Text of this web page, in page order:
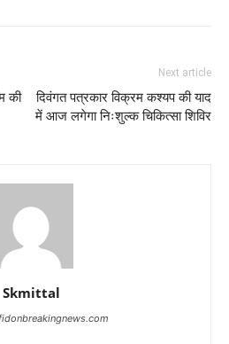
की
Next article
दिवंगत पत्रकार विक्रम कश्यप की याद
में आज लगेगा निःशुल्क चिकित्सा शिविर
Skmittal